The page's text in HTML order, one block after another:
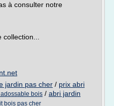
à consulter notre
jardin pas cher / prix abri
bois / abri jardin
bois pas cher